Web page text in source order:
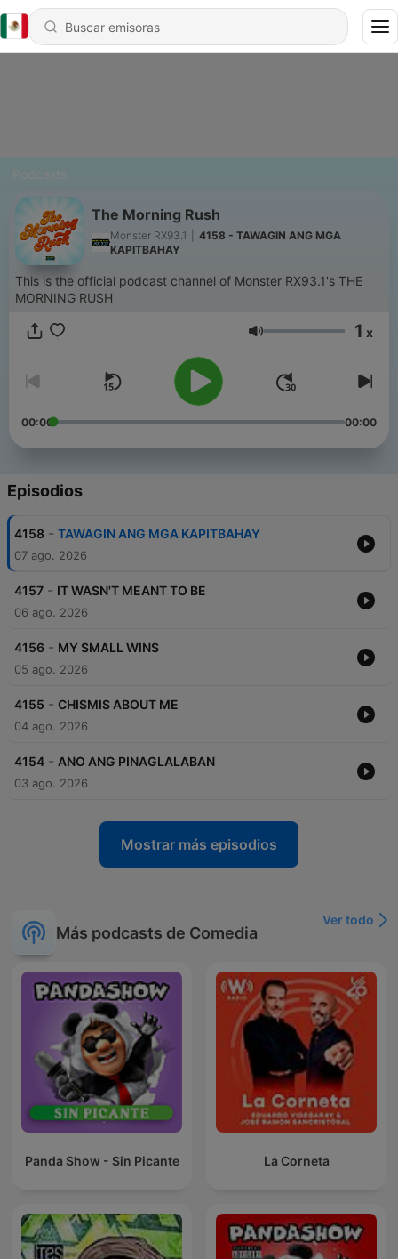
The Morning Rush
Monster RX93.1
4158 - TAWAGIN ANG MGA
KAPITBAHAY
This is the official podcast channel of Monster RX93.1's THE
MORNING RUSH
Volumen 1 x
00:00 00:00
Episodios
4158 - TAWAGIN ANG MGA KAPITBAHAY
07 ago. 2026
4157 - IT WASN'T MEANT TO BE
06 ago. 2026
4156 - MY SMALL WINS
05 ago. 2026
4155 - CHISMIS ABOUT ME
04 ago. 2026
4154 - ANO ANG PINAGLALABAN
03 ago. 2026
Mostrar más episodios
Más podcasts de Comedia
Ver todo
Panda Show - Sin Picante La Corneta